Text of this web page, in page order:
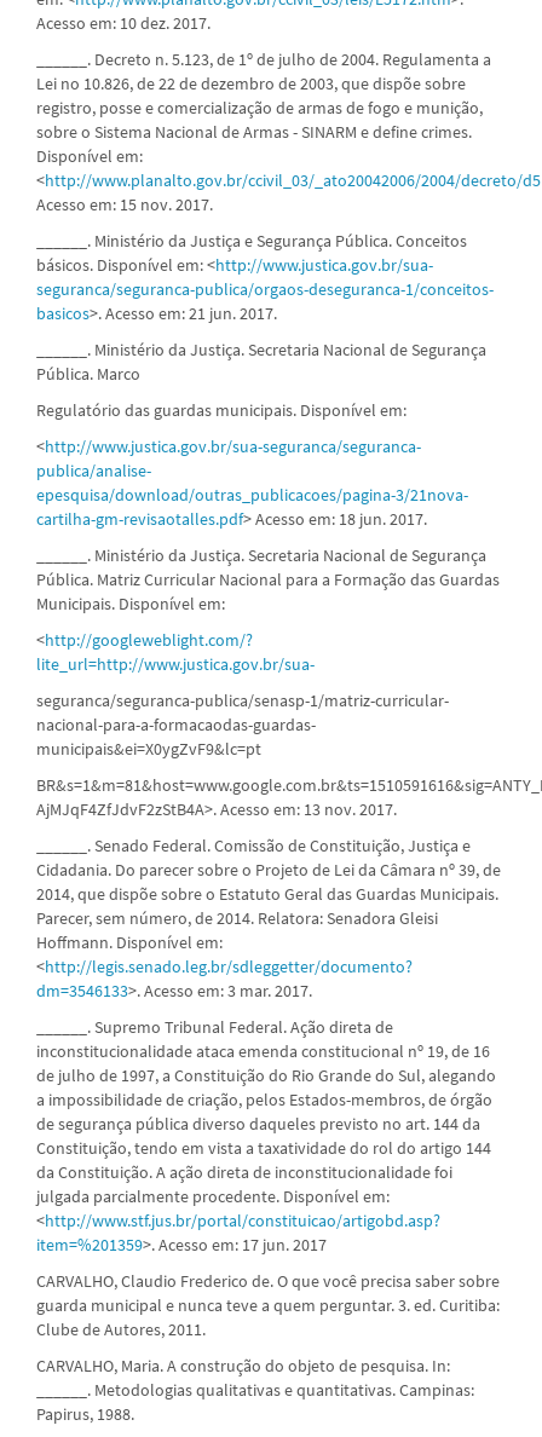
Acesso em: 10 dez. 2017.
______. Decreto n. 5.123, de 1º de julho de 2004. Regulamenta a
Lei no 10.826, de 22 de dezembro de 2003, que dispõe sobre
registro, posse e comercialização de armas de fogo e munição,
sobre o Sistema Nacional de Armas - SINARM e define crimes.
Disponível em:
<http://www.planalto.gov.br/ccivil_03/_ato20042006/2004/decreto/
Acesso em: 15 nov. 2017.
______. Ministério da Justiça e Segurança Pública. Conceitos
básicos. Disponível em: <http://www.justica.gov.br/sua-
seguranca/seguranca-publica/orgaos-deseguranca-1/conceitos-
basicos>. Acesso em: 21 jun. 2017.
______. Ministério da Justiça. Secretaria Nacional de Segurança
Pública. Marco
Regulatório das guardas municipais. Disponível em:
<http://www.justica.gov.br/sua-seguranca/seguranca-
publica/analise-
epesquisa/download/outras_publicacoes/pagina-3/21nova-
cartilha-gm-revisaotalles.pdf> Acesso em: 18 jun. 2017.
______. Ministério da Justiça. Secretaria Nacional de Segurança
Pública. Matriz Curricular Nacional para a Formação das Guardas
Municipais. Disponível em:
<http://googleweblight.com/?
lite_url=http://www.justica.gov.br/sua-
seguranca/seguranca-publica/senasp-1/matriz-curricular-
nacional-para-a-formacaodas-guardas-
municipais&ei=X0ygZvF9&lc=pt
AjMJqF4ZfJdvF2zStB4A>. Acesso em: 13 nov. 2017.
______. Senado Federal. Comissão de Constituição, Justiça e
Cidadania. Do parecer sobre o Projeto de Lei da Câmara nº 39, de
2014, que dispõe sobre o Estatuto Geral das Guardas Municipais.
Parecer, sem número, de 2014. Relatora: Senadora Gleisi
Hoffmann. Disponível em:
<http://legis.senado.leg.br/sdleggetter/documento?
dm=3546133>. Acesso em: 3 mar. 2017.
______. Supremo Tribunal Federal. Ação direta de
inconstitucionalidade ataca emenda constitucional nº 19, de 16
de julho de 1997, a Constituição do Rio Grande do Sul, alegando
a impossibilidade de criação, pelos Estados-membros, de órgão
de segurança pública diverso daqueles previsto no art. 144 da
Constituição, tendo em vista a taxatividade do rol do artigo 144
da Constituição. A ação direta de inconstitucionalidade foi
julgada parcialmente procedente. Disponível em:
<http://www.stf.jus.br/portal/constituicao/artigobd.asp?
item=%201359>. Acesso em: 17 jun. 2017
CARVALHO, Claudio Frederico de. O que você precisa saber sobre
guarda municipal e nunca teve a quem perguntar. 3. ed. Curitiba:
Clube de Autores, 2011.
CARVALHO, Maria. A construção do objeto de pesquisa. In:
______. Metodologias qualitativas e quantitativas. Campinas:
Papirus, 1988.